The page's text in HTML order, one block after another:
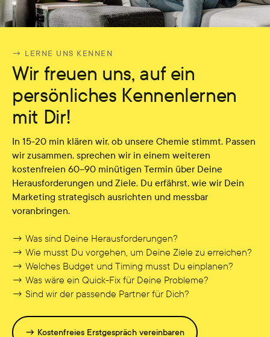
→ LERNE UNS KENNEN
Wir freuen uns, auf ein
persönliches Kennenlernen
mit Dir!
In 15-20 min klären wir, ob unsere Chemie stimmt. Passen
wir zusammen, sprechen wir in einem weiteren
kostenfreien 60–90 minütigen Termin über Deine
Herausforderungen und Ziele. Du erfährst, wie wir Dein
Marketing strategisch ausrichten und messbar
voranbringen.
→ Was sind Deine Herausforderungen?
→ Wie musst Du vorgehen, um Deine Ziele zu erreichen?
→ Welches Budget und Timing musst Du einplanen?
→ Was wäre ein Quick-Fix für Deine Probleme?
→ Sind wir der passende Partner für Dich?
→ Kostenfreies Erstgespräch vereinbaren